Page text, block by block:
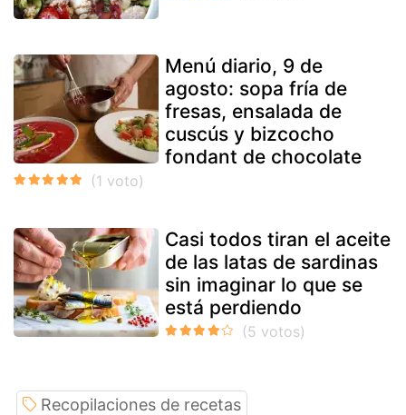
Menú diario, 9 de
agosto: sopa fría de
fresas, ensalada de
cuscús y bizcocho
fondant de chocolate
Casi todos tiran el aceite
de las latas de sardinas
sin imaginar lo que se
está perdiendo
Recopilaciones de recetas